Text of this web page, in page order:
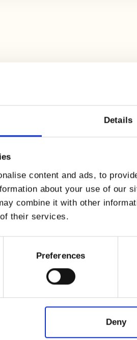
Details
content and ads, to
about your use of our
combine it with other
their services.
Preferences
Deny
lassen Sie das Eiweiß
Teller und würzen Sie es
Pfeffer
zu Abweichungen zwischen den
die Informationen auf dem